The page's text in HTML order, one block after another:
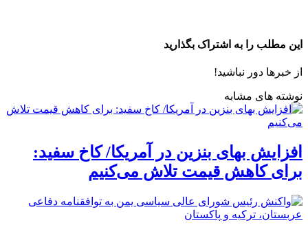
این مطلب را به اشتراک بگذارید
از خبرها دور نباشید!
نوشته های مشابه
افزایش بهای بنزین در آمریکا/ کاخ سفید:
برای کاهش قیمت تلاش می‌کنیم